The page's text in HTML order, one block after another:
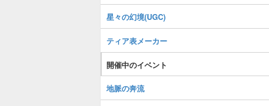
星々の幻境(UGC)
ティア表メーカー
開催中のイベント
地脈の奔流